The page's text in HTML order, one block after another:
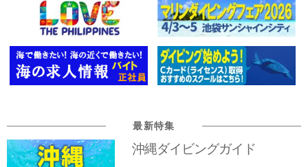
最新特集
沖縄ダイビングガイド